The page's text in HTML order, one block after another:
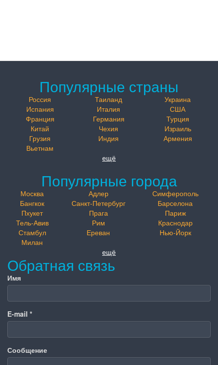
Популярные страны
Россия Таиланд
Украина
Испания
Италия
США
Франция
Германия
Турция
Китай
Чехия
Израиль
Грузия
Индия
Армения
Вьетнам
ещё
Популярные города
Москва Адлер
Симферополь
Бангкок
Санкт-Петербург
Барселона
Пхукет
Прага
Париж
Тель-Авив
Рим
Краснодар
Стамбул
Ереван
Нью-Йорк
Милан
ещё
Обратная связь
Имя
E-mail *
Сообщение